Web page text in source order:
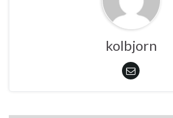
kolbjorn